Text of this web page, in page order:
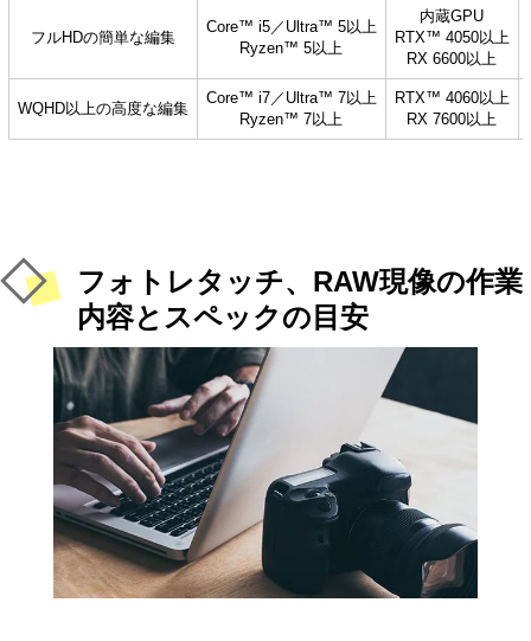
フルHDの簡単な編集
Core™ i5／Ultra™ 5以上
Ryzen™ 5以上
内蔵GPU
RTX™ 4050以上
RX 6600以上
WQHD以上の高度な編集
Core™ i7／Ultra™ 7以上
Ryzen™ 7以上
RTX™ 4060以上
RX 7600以上
フォトレタッチ、RAW現像の作業
内容とスペックの目安